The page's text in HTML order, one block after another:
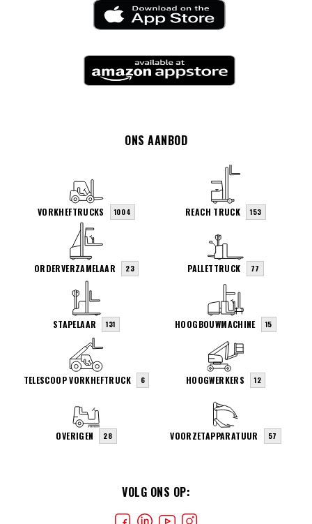
VOLG ONS OP:
ONS AANBOD
VORKHEFTRUCKS 1004 REACH TRUCK 153
ORDERVERZAMELAAR 23 PALLETTRUCK 77
STAPELAAR 131 HOOGBOUWMACHINE 15
TELESCOOP VORKHEFTRUCK 6 HOOGWERKERS 12
OVERIGEN 28 VOORZETAPPARATUUR 57